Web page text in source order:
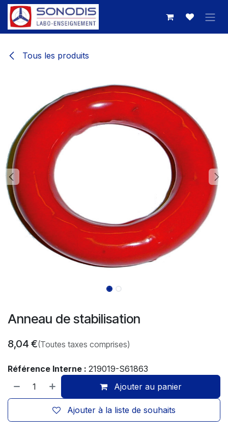
Se rendre au contenu
Tous les produits
Anneau de stabilisation
8,04 €(Toutes taxes comprises)
Référence Interne : 219019-S61863
Ajouter au panier
Ajouter à la liste de souhaits